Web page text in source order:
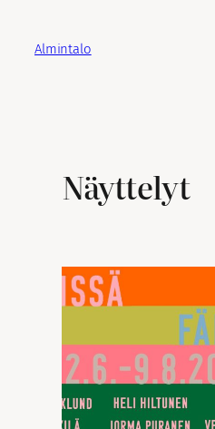
contentAlmintalo
Näyttelyt